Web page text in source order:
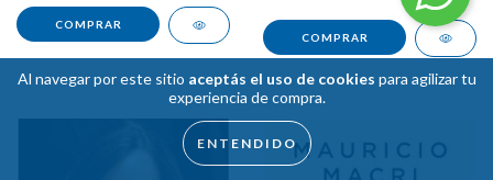
Al navegar por este sitio aceptás el uso de cookies para agilizar tu
experiencia de compra.
ENTENDIDO